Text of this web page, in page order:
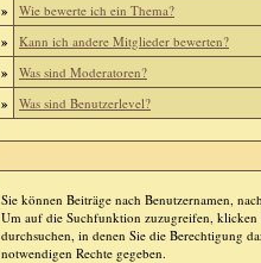
» Wie bewerte ich ein Thema?
» Kann ich andere Mitglieder bewerten?
» Was sind Moderatoren?
» Was sind Benutzerlevel?
Sie können Beiträge nach Benutzernamen,
Um auf die Suchfunktion zuzugreifen, klicken
durchsuchen, in denen Sie die Berechtigung
notwendigen Rechte gegeben.